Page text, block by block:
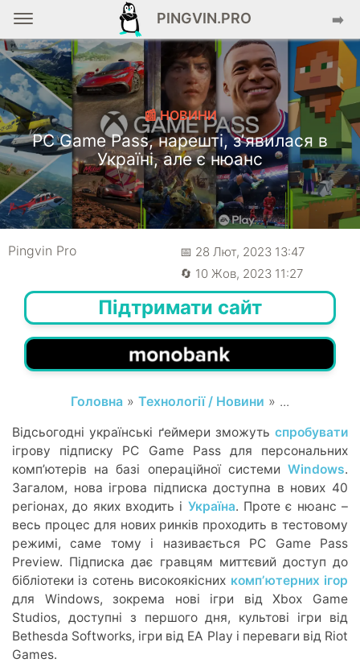
PINGVIN.PRO ➡️
📰 НОВИНИ
PC Game Pass, нарешті, зʼявилася в
Україні, але є нюанс
Pingvin Pro
📅 28 Лют, 2023 13:47
🔄 10 Жов, 2023 11:27
Підтримати сайт
Головна » Технології / Новини » ...
Відсьогодні українські ґеймери зможуть спробувати
ігрову підписку PC Game Pass для персональних
компʼютерів на базі операційної системи Windows.
Загалом, нова ігрова підписка доступна в нових 40
регіонах, до яких входить і Україна. Проте є нюанс –
весь процес для нових ринків проходить в тестовому
режимі, саме тому і називається PC Game Pass
Preview. Підписка дає гравцям миттєвий доступ до
бібліотеки із сотень високоякісних компʼютерних ігор
для Windows, зокрема нові ігри від Xbox Game
Studios, доступні з першого дня, культові ігри від
Bethesda Softworks, ігри від EA Play і переваги від Riot
Games.